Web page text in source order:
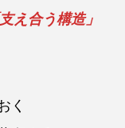
え合う構造」
く